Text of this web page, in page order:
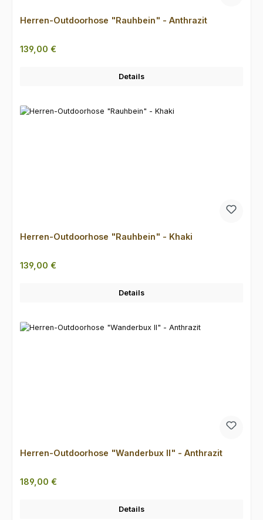
Herren-Outdoorhose "Rauhbein" - Anthrazit
Regulärer Preis:
139,00 €
Details
Herren-Outdoorhose "Rauhbein" - Khaki
Regulärer Preis:
139,00 €
Details
Herren-Outdoorhose "Wanderbux II" - Anthrazit
Regulärer Preis:
189,00 €
Details